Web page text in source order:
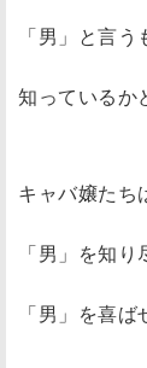
「男」と言う
知っているか
キャバ嬢たち
「男」を知り
「男」を喜